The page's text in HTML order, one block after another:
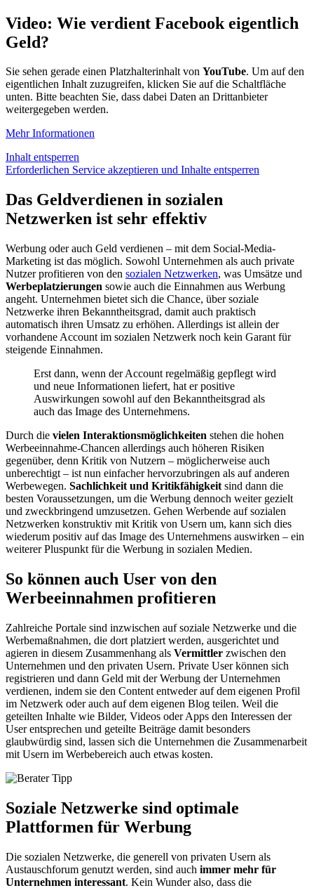
Video: Wie verdient Facebook eigentlich
Geld?
Sie sehen gerade einen Platzhalterinhalt von YouTube. Um auf den
eigentlichen Inhalt zuzugreifen, klicken Sie auf die Schaltfläche
unten. Bitte beachten Sie, dass dabei Daten an Drittanbieter
weitergegeben werden.
Mehr Informationen
Inhalt entsperren
Erforderlichen Service akzeptieren und Inhalte entsperren
Das Geldverdienen in sozialen
Netzwerken ist sehr effektiv
Werbung oder auch Geld verdienen – mit dem Social-Media-
Marketing ist das möglich. Sowohl Unternehmen als auch private
Nutzer profitieren von den sozialen Netzwerken, was Umsätze und
Werbeplatzierungen sowie auch die Einnahmen aus Werbung
angeht. Unternehmen bietet sich die Chance, über soziale
Netzwerke ihren Bekanntheitsgrad, damit auch praktisch
automatisch ihren Umsatz zu erhöhen. Allerdings ist allein der
vorhandene Account im sozialen Netzwerk noch kein Garant für
steigende Einnahmen.
Erst dann, wenn der Account regelmäßig gepflegt wird
und neue Informationen liefert, hat er positive
Auswirkungen sowohl auf den Bekanntheitsgrad als
auch das Image des Unternehmens.
Durch die vielen Interaktionsmöglichkeiten stehen die hohen
Werbeeinnahme-Chancen allerdings auch höheren Risiken
gegenüber, denn Kritik von Nutzern – möglicherweise auch
unberechtigt – ist nun einfacher hervorzubringen als auf anderen
Werbewegen. Sachlichkeit und Kritikfähigkeit sind dann die
besten Voraussetzungen, um die Werbung dennoch weiter gezielt
und zweckbringend umzusetzen. Gehen Werbende auf sozialen
Netzwerken konstruktiv mit Kritik von Usern um, kann sich dies
wiederum positiv auf das Image des Unternehmens auswirken – ein
weiterer Pluspunkt für die Werbung in sozialen Medien.
So können auch User von den
Werbeeinnahmen profitieren
Zahlreiche Portale sind inzwischen auf soziale Netzwerke und die
Werbemaßnahmen, die dort platziert werden, ausgerichtet und
agieren in diesem Zusammenhang als Vermittler zwischen den
Unternehmen und den privaten Usern. Private User können sich
registrieren und dann Geld mit der Werbung der Unternehmen
verdienen, indem sie den Content entweder auf dem eigenen Profil
im Netzwerk oder auch auf dem eigenen Blog teilen. Weil die
geteilten Inhalte wie Bilder, Videos oder Apps den Interessen der
User entsprechen und geteilte Beiträge damit besonders
glaubwürdig sind, lassen sich die Unternehmen die Zusammenarbeit
mit Usern im Werbebereich auch etwas kosten.
Soziale Netzwerke sind optimale
Plattformen für Werbung
Die sozialen Netzwerke, die generell von privaten Usern als
Austauschforum genutzt werden, sind auch immer mehr für
Unternehmen interessant. Kein Wunder also, dass die